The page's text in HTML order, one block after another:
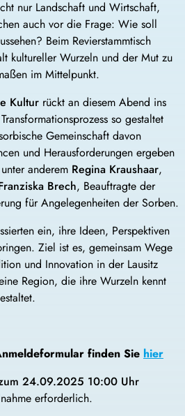
nur Landschaft und Wirtschaft,
auch vor die Frage: Wie soll
Beim Revierstammtisch
kultureller Wurzeln und der Mut zu
im Mittelpunkt.
Kultur rückt an diesem Abend ins
so gestaltet
Gemeinschaft davon
und Herausforderungen ergeben
anderem Regina Kraushaar,
Brech, Beauftragte der
für Angelegenheiten der Sorben.
ein, ihre Ideen, Perspektiven
Ziel ist es, gemeinsam Wege
und Innovation in der Lausitz
Region, die ihre Wurzeln kennt
finden Sie hier
24.09.2025 10:00 Uhr
erforderlich.